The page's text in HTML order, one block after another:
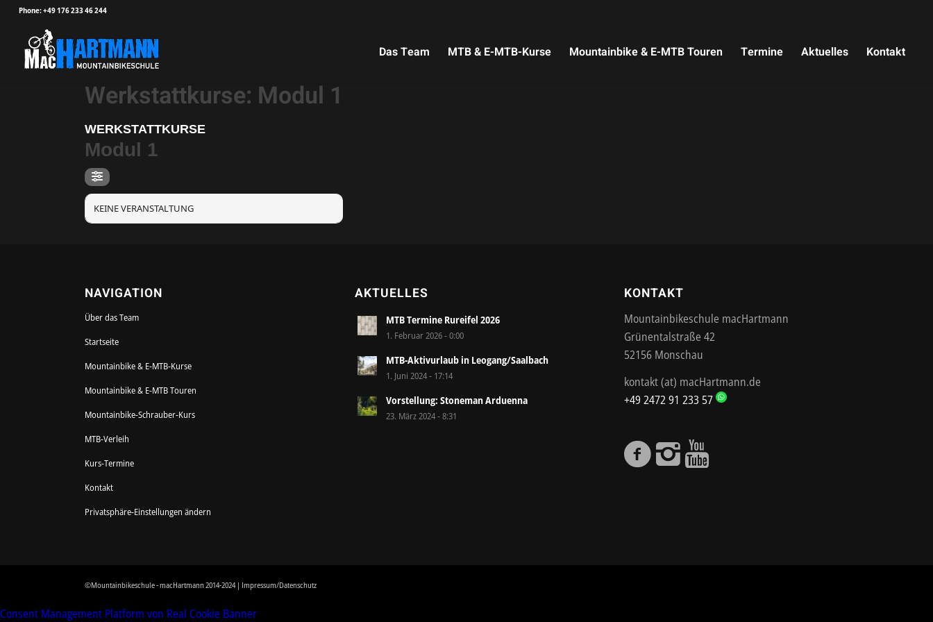
Phone: +49 176 233 46 244
Das Team MTB & E-MTB-Kurse Mountainbike & E-MTB Touren Termine Aktuelles Kontakt
Werkstattkurse: Modul 1
WERKSTATTKURSE
Modul 1
KEINE VERANSTALTUNG
NAVIGATION
Über das Team
Startseite
Mountainbike & E-MTB-Kurse
Mountainbike & E-MTB Touren
Mountainbike-Schrauber-Kurs
MTB-Verleih
Kurs-Termine
Kontakt
Privatsphäre-Einstellungen ändern
AKTUELLES
MTB Termine Rureifel 2026
1. Februar 2026 - 0:00
MTB-Aktivurlaub in Leogang/Saalbach
1. Juni 2024 - 17:14
Vorstellung: Stoneman Arduenna
23. März 2024 - 8:31
KONTAKT
Mountainbikeschule macHartmann
Grünentalstraße 42
52156 Monschau
kontakt (at) macHartmann.de
+49 2472 91 233 57
©Mountainbikeschule - macHartmann 2014-2024 | Impressum/Datenschutz
Consent Management Platform von Real Cookie Banner